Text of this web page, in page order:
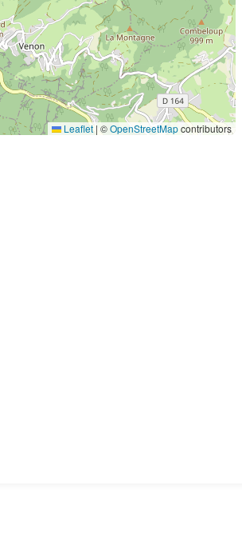
Leaflet |©OpenStreetMapcontributors